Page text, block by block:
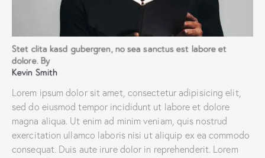
Stet clita kasd gubergren, no sea sanctus est labore et
dolore. By
Kevin Smith
Lorem ipsum dolor sit amet, consectetur adipisicing elit,
sed do eiusmod tempor incididunt ut labore et dolore
magna aliqua. Ut enim ad minim veniam, quis nostrud
exercitation ullamco laboris nisi ut aliquip ex ea commodo
consequat. Duis aute irure dolor in reprehenderit. Lorem